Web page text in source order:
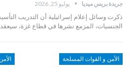
جريدة بريس ميديا يوليو 25, 2026
ذكرت وسائل إعلام إسرائيلية أن التدريب
الجنسيات، المزمع نشرها في قطاع غزة،
الأمن و القوات المسلحة